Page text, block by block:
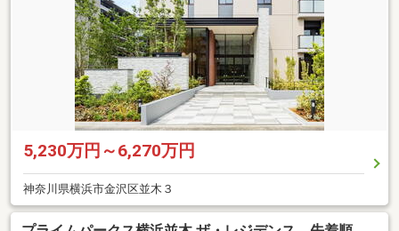
5,230万円～6,270万円
神奈川県横浜市金沢区並木３